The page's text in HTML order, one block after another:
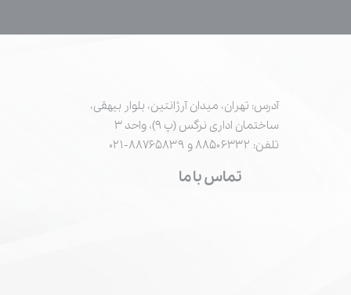
آدرس: تهران، میدان آرژانتین، بلوار بیهقی،
ساختمان اداری نرگس (پ ۹)، واحد ۳
تلفن: ۸۸۵۰۶۳۳۲ و ۸۸۷۶۵۸۳۹-۰۲۱
تماس با ما